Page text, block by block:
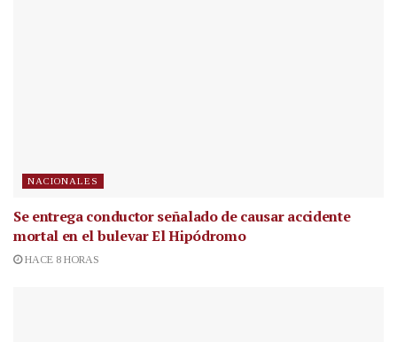
NACIONALES
Se entrega conductor señalado de causar accidente
mortal en el bulevar El Hipódromo
HACE 8 HORAS